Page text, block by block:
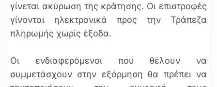
γίνεται ακύρωση της κράτησης. Οι επιστροφές
γίνονται ηλεκτρονικά προς την Τράπεζα
πληρωμής χωρίς έξοδα.
Οι ενδιαφερόμενοι που θέλουν να
συμμετάσχουν στην εξόρμηση θα πρέπει να